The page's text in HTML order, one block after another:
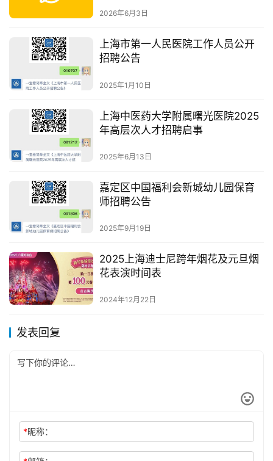
2026年6月3日
上海市第一人民医院工作人员公开
招聘公告
2025年1月10日
上海中医药大学附属曙光医院2025
年高层次人才招聘启事
2025年6月13日
嘉定区中国福利会新城幼儿园保育
师招聘公告
2025年9月19日
2025上海迪士尼跨年烟花及元旦烟
花表演时间表
2024年12月22日
发表回复
*昵称：